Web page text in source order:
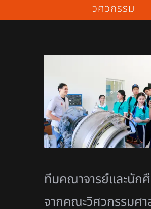
วิศวกรรม
ทีมคณาจารย์และนัก
จากคณะวิศวกรรมศ